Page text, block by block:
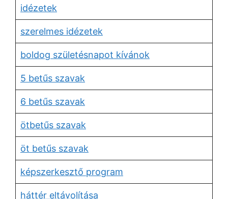
idézetek
szerelmes idézetek
boldog születésnapot kívánok
5 betűs szavak
6 betűs szavak
ötbetűs szavak
öt betűs szavak
képszerkesztő program
háttér eltávolítása